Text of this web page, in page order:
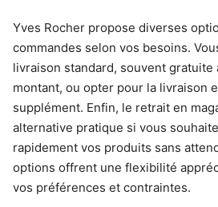
Yves Rocher propose diverses
commandes selon vos besoins.
livraison standard, souvent gratuite
montant, ou opter pour la livraison
supplément. Enfin, le retrait en
alternative pratique si vous
rapidement vos produits sans
options offrent une flexibilité
vos préférences et contraintes.